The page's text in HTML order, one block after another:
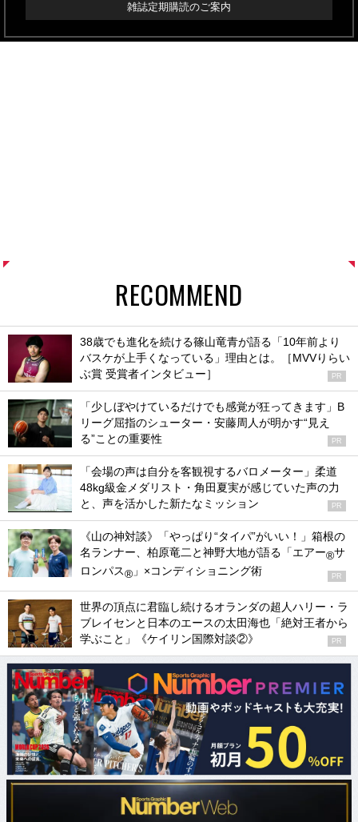
雑誌定期購読のご案内
RECOMMEND
38歳でも進化を続ける篠山竜青が語る「10年前より
バスケが上手くなっている」理由とは。［MVVりらい
ぶ賞 受賞者インタビュー］
PR
「少しぼやけているだけでも感覚が狂ってきます」B
リーグ屈指のシューター・安藤周人が明かす“見え
る”ことの重要性
PR
「会場の声は自分を客観視するバロメーター」柔道
48kg級金メダリスト・角田夏実が感じていた声の力
と、声を活かした新たなミッション
PR
《山の神対談》「やっぱり“タイパ”がいい！」箱根の
名ランナー、柏原竜二と神野大地が語る「エアー®サ
ロンパス® 」×コンディショニング術 PR
世界の頂点に君臨し続けるオランダの超人ハリー・ラ
ブレイセンと日本のエースの太田海也「絶対王者から
学ぶこと」《ケイリン国際対談②》
PR